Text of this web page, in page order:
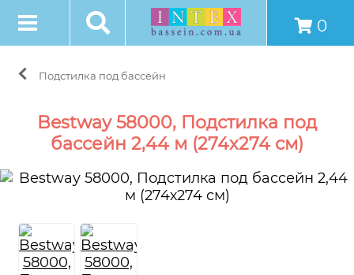
0
Подстилка под бассейн
Bestway 58000, Подстилка под
бассейн 2,44 м (274х274 см)